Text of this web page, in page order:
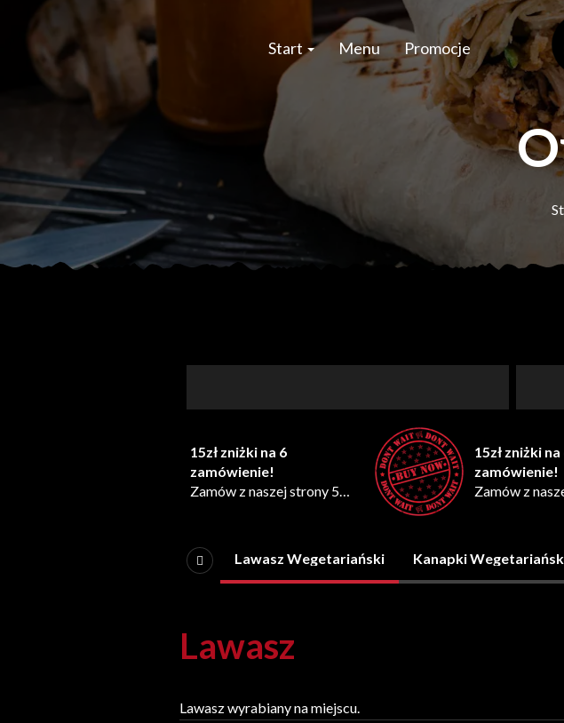
Start Menu Promocje
15zł zniżki na 6
zamówienie!
Zamów z naszej strony 5
*Promocja wymaga zgody
marketingowej
15zł zniżki na
zamówienie!
Zamów z
*Promocja
Dania z grilla Lawasz Wegetariański Kanapki
Lawasz
Lawasz wyrabiany na miejscu.